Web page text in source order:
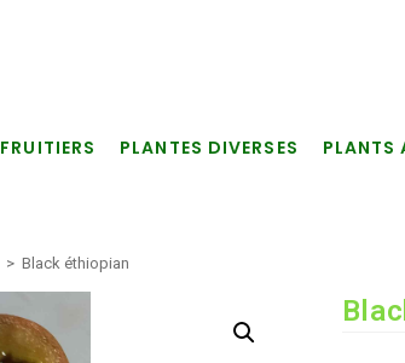
FRUITIERS PLANTES DIVERSES PLANTS
> Black éthiopian